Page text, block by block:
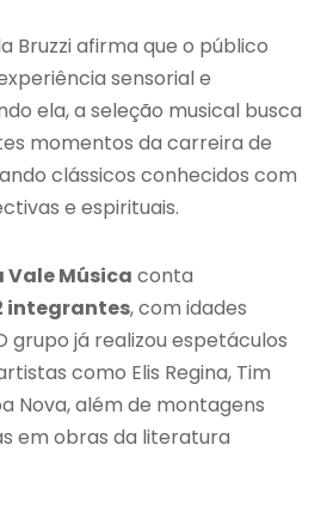
Bruzzi afirma que o público
sensorial e
ela, a seleção musical busca
momentos da carreira de
clássicos conhecidos com
e espirituais.
Música conta
integrantes, com idades
grupo já realizou espetáculos
como Elis Regina, Tim
Nova, além de montagens
em obras da literatura